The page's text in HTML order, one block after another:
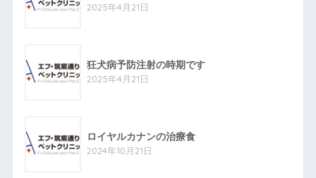
2025年4月21日
狂犬病予防注射の時期です
2025年4月21日
ロイヤルカナンの治療食
2024年10月21日